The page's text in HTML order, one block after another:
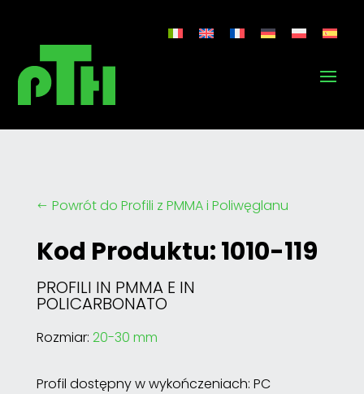
# Powrót do Profili z PMMA i Poliwęglanu
Kod Produktu: 1010-119
PROFILI IN PMMA E IN
POLICARBONATO
Rozmiar: 20-30 mm
Profil dostępny w wykończeniach: PC